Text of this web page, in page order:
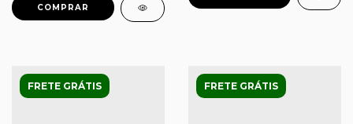
FRETE GRÁTIS FRETE GRÁTIS